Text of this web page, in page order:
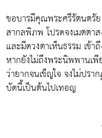
ขอบารมีคุณพระศรีรัตนตรั
สากลพิภพ โปรดจงเมตตา
และมีดวงตาเห็นธรรม เข้
หากยังไม่ถึงพระนิพพานเพี
ว่ายากจนเข็ญใจ จงไม่ปร
บัดนี้เป็นต้นไปเทอญ